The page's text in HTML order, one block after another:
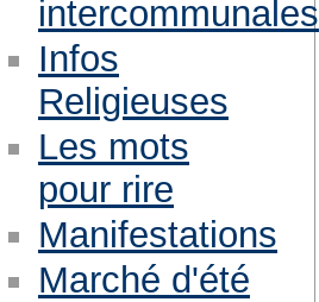
intercommunales
Infos
Religieuses
Les mots
pour rire
Manifestations
Marché d'été